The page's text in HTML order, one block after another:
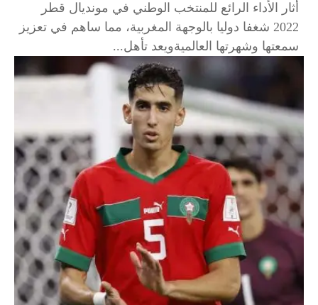
أثار الأداء الرائع للمنتخب الوطني في مونديال قطر
2022 شغفا دوليا بالوجهة المغربية، مما ساهم في تعزيز
سمعتها وشهرتها العالميةويعد تأهل...